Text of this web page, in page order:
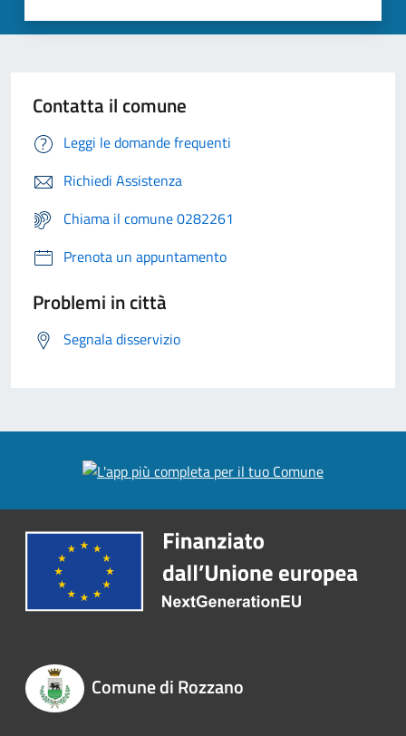
Contatta il comune
Leggi le domande frequenti
Richiedi Assistenza
Chiama il comune 0282261
Prenota un appuntamento
Problemi in città
Segnala disservizio
Comune di Rozzano